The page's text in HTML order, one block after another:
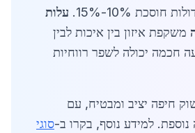
10%-15%.
עלות
משקפת איזון בין איכות לבין
חכמה יכולה לשפר רווחיות
חיפה יציב ומבטיח, עם
נוספת. למידע נוסף, בקרו ב-סוגי